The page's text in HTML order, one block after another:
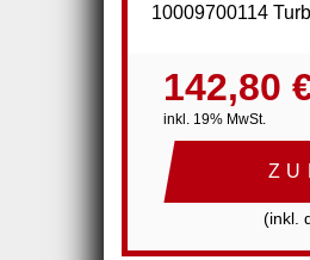
10009700114
142,80
inkl. 19% MwSt.
(inkl.